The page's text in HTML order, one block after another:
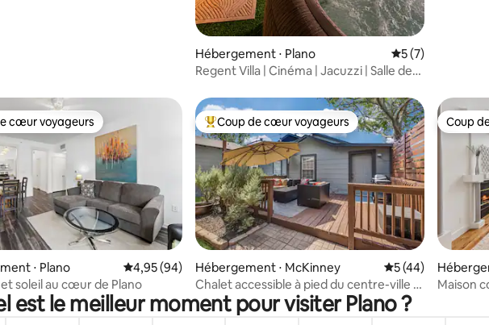
Hébergement ⋅ Plano Évaluation
5 (7)
Regent Villa | Cinéma | Jacuzzi | Salle de
la base de 470 commentaires : 4,99 sur 5
cœur voyageurs
cœur voyageurs
⋅ Plano Évaluation moyenne sur la base de 94 commentaires : 4,95 sur 5
4,95 (94)
soleil au cœur de Plano
Coups de cœur voyageurs les plus appréciés
Coup de cœur voyageurs
Hébergement ⋅ McKinney Évaluation
5 (44)
Chalet accessible à pied du centre-ville |
2 lits King Size et terrasse
Coup
Coup
allas
Maison
est le meilleur moment pour visiter Plano ?